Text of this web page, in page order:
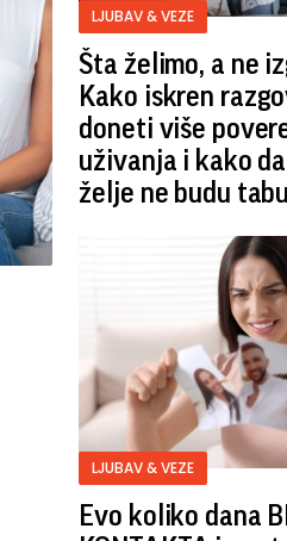
LJUBAV & VEZE
Šta želimo, a ne
Kako iskren
doneti više
uživanja i kako
želje ne budu tabu
LJUBAV & VEZE
Evo koliko dana